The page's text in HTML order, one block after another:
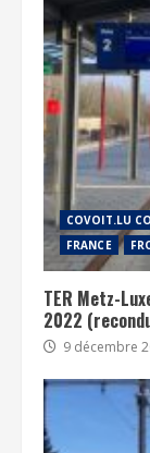
COVOIT.LU
FRANCE
TER Metz-
2022
9 décembre